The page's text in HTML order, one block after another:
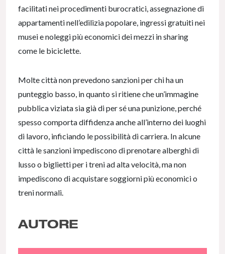
facilitati nei procedimenti burocratici, assegnazione di
appartamenti nell’edilizia popolare, ingressi gratuiti nei
musei e noleggi più economici dei mezzi in sharing
come le biciclette.
Molte città non prevedono sanzioni per chi ha un
punteggio basso, in quanto si ritiene che un’immagine
pubblica viziata sia già di per sé una punizione, perché
spesso comporta diffidenza anche all’interno dei luoghi
di lavoro, inficiando le possibilità di carriera. In alcune
città le sanzioni impediscono di prenotare alberghi di
lusso o biglietti per i treni ad alta velocità, ma non
impediscono di acquistare soggiorni più economici o
treni normali.
AUTORE